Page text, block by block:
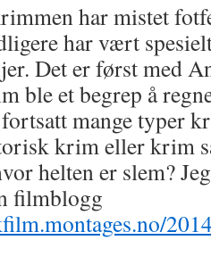
har mistet
har vært
Det er først med
ble et begrep å
mange typer
krim eller krim
helten er slem?
filmblogg